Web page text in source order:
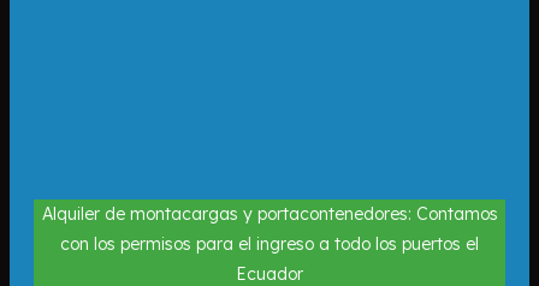
Alquiler de montacargas y portacontenedores: Contamos
con los permisos para el ingreso a todo los puertos el
Ecuador